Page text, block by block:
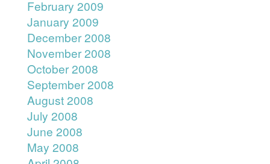
February 2009
January 2009
December 2008
November 2008
October 2008
September 2008
August 2008
July 2008
June 2008
May 2008